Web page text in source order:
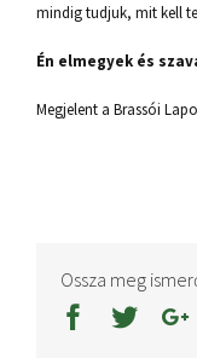
mindig tudjuk, mit kell
Én elmegyek és
Megjelent a Brassói
Ossza meg